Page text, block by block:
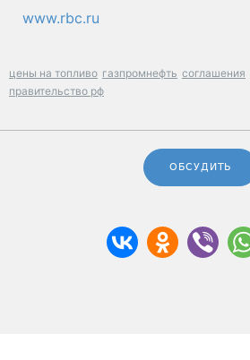
www.rbc.ru
цены на топливо газпромнефть соглашения
правительство рф
ОБСУДИТЬ